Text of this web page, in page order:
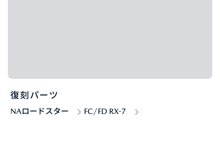
復刻パーツ
NAロードスター FC/FD RX-7